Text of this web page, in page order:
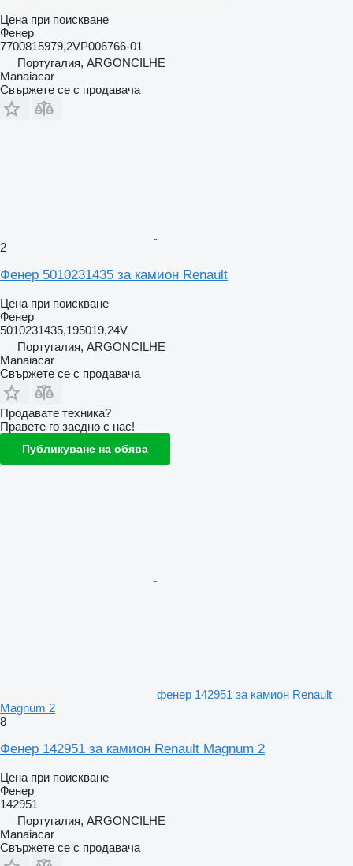
Цена при поискване
Фенер
7700815979,2VP006766-01
Португалия, ARGONCILHE
Manaiacar
Свържете се с продавача
2
Фенер 5010231435 за камион Renault
Цена при поискване
Фенер
5010231435,195019,24V
Португалия, ARGONCILHE
Manaiacar
Свържете се с продавача
Продавате техника?
Правете го заедно с нас!
Публикуване на обява
фенер 142951 за камион Renault
Magnum 2
8
Фенер 142951 за камион Renault Magnum 2
Цена при поискване
Фенер
142951
Португалия, ARGONCILHE
Manaiacar
Свържете се с продавача